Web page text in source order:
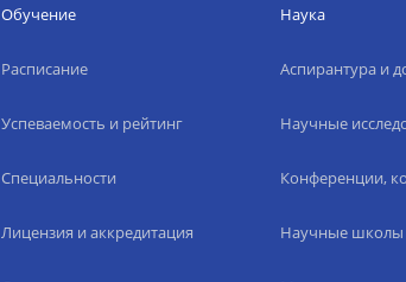
Обучение
Расписание
Успеваемость и рейтинг
Специальности
Лицензия и аккредитация
Наука
Аспирантура и
Научные
Конференции,
Научные школы